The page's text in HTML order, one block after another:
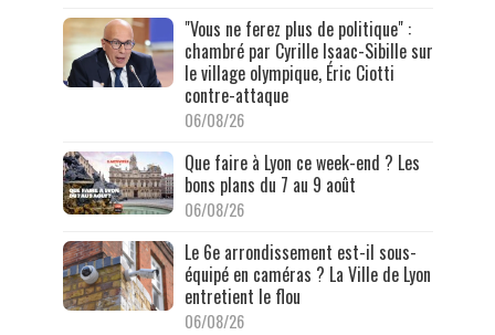
"Vous ne ferez plus de politique" :
chambré par Cyrille Isaac-Sibille sur
le village olympique, Éric Ciotti
contre-attaque
06/08/26
Que faire à Lyon ce week-end ? Les
bons plans du 7 au 9 août
06/08/26
Le 6e arrondissement est-il sous-
équipé en caméras ? La Ville de Lyon
entretient le flou
06/08/26